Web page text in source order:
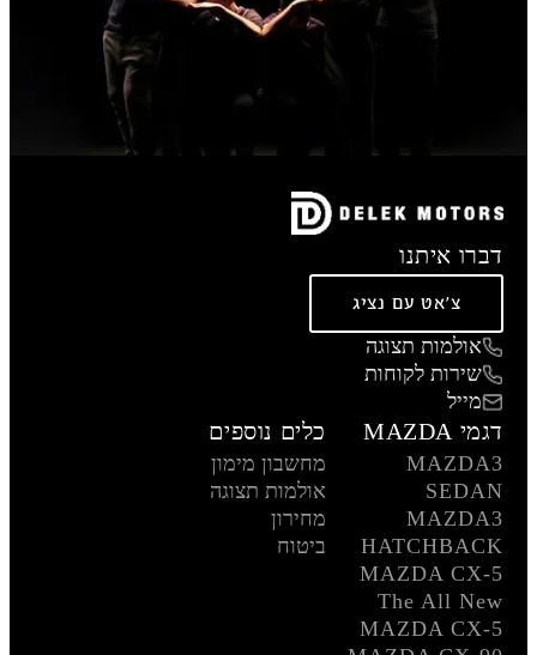
דברו איתנו
צ'אט עם נציג
אולמות תצוגה
שירות לקוחות
מייל
דגמי MAZDA
MAZDA3
SEDAN
MAZDA3
HATCHBACK
MAZDA CX-5
The All New
MAZDA CX-5
כלים נוספים
מחשבון מימון
אולמות תצוגה
מחירון
ביטוח